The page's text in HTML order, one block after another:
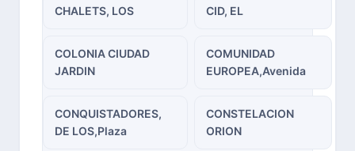
CHALETS, LOS CID, EL
COLONIA CIUDAD
JARDIN
COMUNIDAD
EUROPEA,Avenida
CONQUISTADORES,
DE LOS,Plaza
CONSTELACION
ORION